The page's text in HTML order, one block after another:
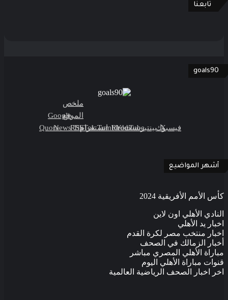
تابعنا
goals90
فيسبوك
‫X بينتيريست
‫YouTube انستقرام
‫TikTok
ملخص
الموقع
RSS
Google
News
Quora
أشهر المواضيع
كأس الأمم الأفريقية 2024
النادي الأهلي اون لاين
اخبار يد الأهلي
اخبار منتخب مصر لكرة القدم
أخبار الزمالك في الصحف
مباراة الأهلي المصري مباشر
قنوات مباراة الأهلي اليوم
اخر اخبار الصحف الرياضية العالمية